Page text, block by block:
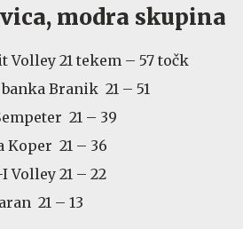
modra skupina
Volley 21 tekem – 57 točk
banka Branik 21 – 51
21 – 39
Koper 21 – 36
I Volley 21 – 22
21 – 13